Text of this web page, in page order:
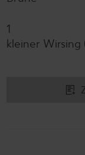
1
kleiner Wirsing